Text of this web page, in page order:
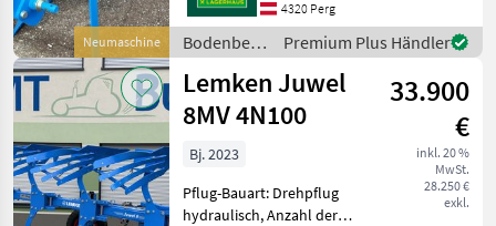
Neumaschine
hydr.
Schnittbreitenverstellung,
Stützrad hydr.
Rahmeneinschwenkun
4320 Perg
Bodenbearbeitung
/ Lemken
Premium Plus Händler
Lemken Juwel
8MV 4N100
33.900
€
inkl. 20 %
MwSt.
28.250 €
exkl.
Bj. 2023
Pflug-Bauart: Drehpflug
hydraulisch, Anzahl der